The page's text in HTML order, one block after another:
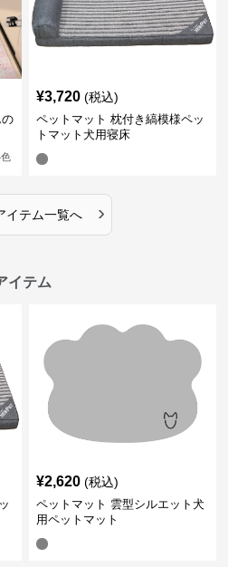
色
¥3,720 (税込)
ペットマット 枕付き縞模様ペッ
トマット犬用寝床
イテム一覧へ ›
イテム
¥2,620 (税込)
ペットマット 雲型シルエット犬
用ペットマット